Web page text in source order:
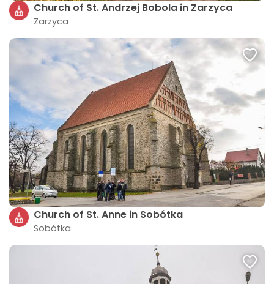
Church of St. Andrzej Bobola in Zarzyca
Zarzyca
Church of St. Anne in Sobótka
Sobótka